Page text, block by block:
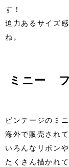
す！
迫力あるサイズ
ね。
ミニー
ビンテージのミ
海外で販売され
いろんなリボン
たくさん描かれて